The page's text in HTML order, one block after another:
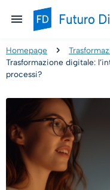
Homepage
Trasformazione digitale:
processi?